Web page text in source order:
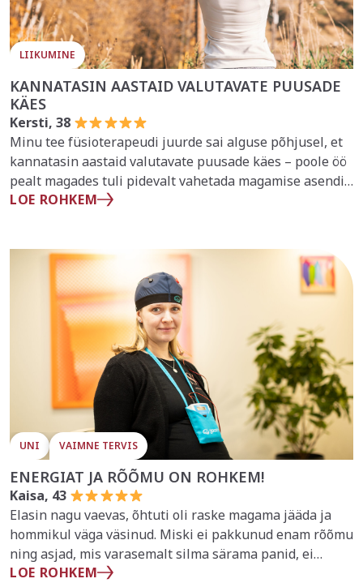
LIIKUMINE
KANNATASIN AASTAID VALUTAVATE PUUSADE
KÄES
Kersti, 38
Minu tee füsioterapeudi juurde sai alguse põhjusel, et
kannatasin aastaid valutavate puusade käes – poole öö
pealt magades tuli pidevalt vahetada magamise asendit
ja üldiselt magasin alati padi põlvede vahel – see andis
LOE ROHKEM
UNI VAIMNE TERVIS
ENERGIAT JA RÕÕMU ON ROHKEM!
Kaisa, 43
Elasin nagu vaevas, õhtuti oli raske magama jääda ja
hommikul väga väsinud. Miski ei pakkunud enam rõõmu
ning asjad, mis varasemalt silma särama panid, ei
huvitanud enam.
LOE ROHKEM